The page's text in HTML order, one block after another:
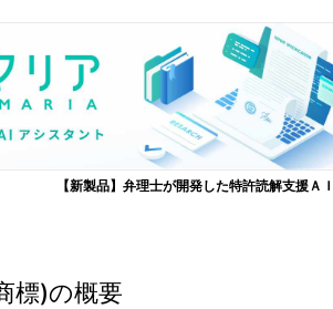
【新製品】弁理士が開発した特許読解支援Ａ
標)の概要